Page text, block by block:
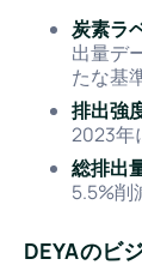
炭素ラ
出量デ
たな基
排出強
2023年
総排出
5.5%削
DEYAのビ